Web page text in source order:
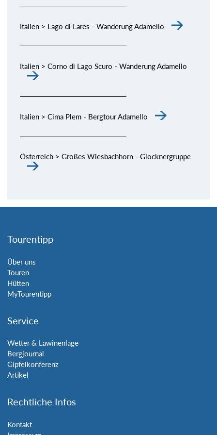
Italien > Lago di Lares - Wanderung Adamello
Italien > Corno di Lago Scuro - Wanderung Adamello
Italien > Cima Plem - Bergtour Adamello
Österreich > Großes Wiesbachhorn - Glocknergruppe
Tourentipp
Über uns
Touren
Hütten
MyTourentipp
Service
Wetter & Lawinenlage
Bergjournal
Gipfelkonferenz
Artikel
Rechtliche Infos
Kontakt